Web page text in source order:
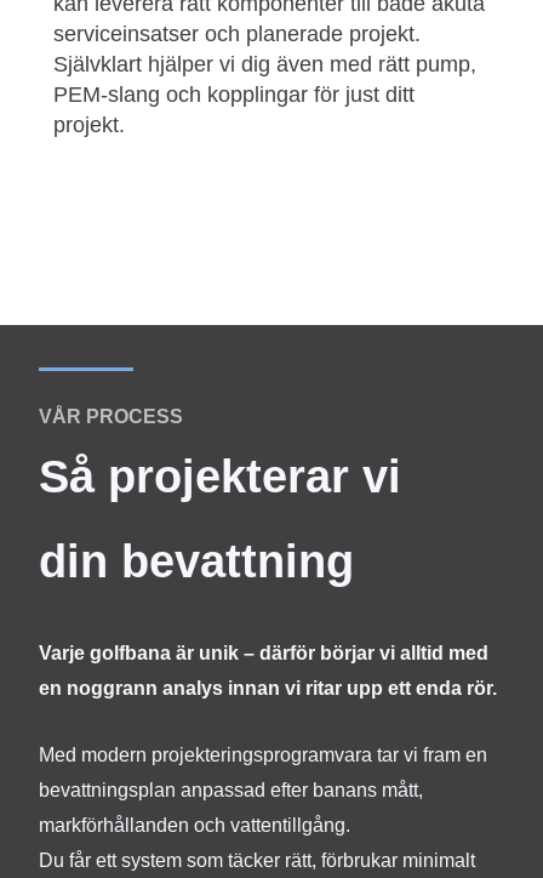
serviceinsatser och planerade projekt.
Självklart hjälper vi dig även med rätt pump,
PEM-slang och kopplingar för just ditt
projekt.
VÅR PROCESS
Så projekterar vi
din bevattning
Varje golfbana är unik – därför börjar vi alltid med
en noggrann analys innan vi ritar upp ett enda rör.
Med modern projekteringsprogramvara tar vi fram en
bevattningsplan anpassad efter banans mått,
markförhållanden och vattentillgång.
Du får ett system som täcker rätt, förbrukar minimalt